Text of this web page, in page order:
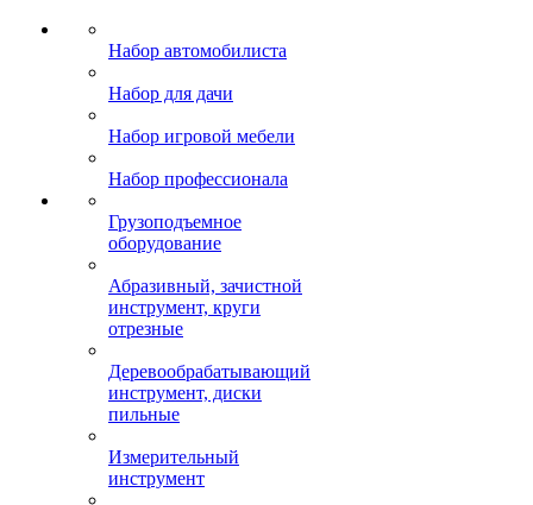
Набор автомобилиста
Набор для дачи
Набор игровой мебели
Набор профессионала
Грузоподъемное
оборудование
Абразивный, зачистной
инструмент, круги
отрезные
Деревообрабатывающий
инструмент, диски
пильные
Измерительный
инструмент